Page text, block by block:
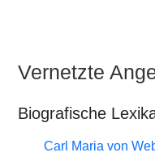
Vernetzte
Biografische
Carl Maria von